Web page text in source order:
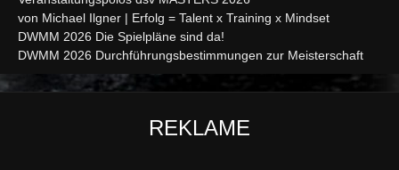
von Michael Ilgner | Erfolg = Talent x Training x Mindset
DWMM 2026 Die Spielpläne sind da!
DWMM 2026 Durchführungsbestimmungen zur Meisterschaft
REKLAME